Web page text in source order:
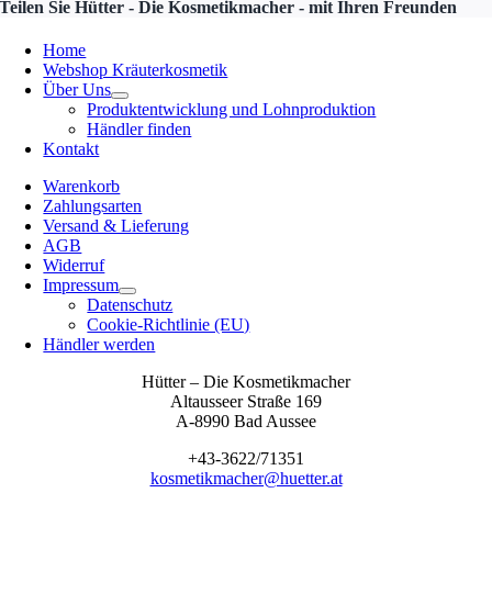
Teilen Sie Hütter - Die Kosmetikmacher - mit Ihren Freunden
Home
Webshop Kräuterkosmetik
Über Uns
Produktentwicklung und Lohnproduktion
Händler finden
Kontakt
Warenkorb
Zahlungsarten
Versand & Lieferung
AGB
Widerruf
Impressum
Datenschutz
Cookie-Richtlinie (EU)
Händler werden
Hütter – Die Kosmetikmacher
Altausseer Straße 169
A-8990 Bad Aussee
+43-3622/71351
kosmetikmacher@huetter.at